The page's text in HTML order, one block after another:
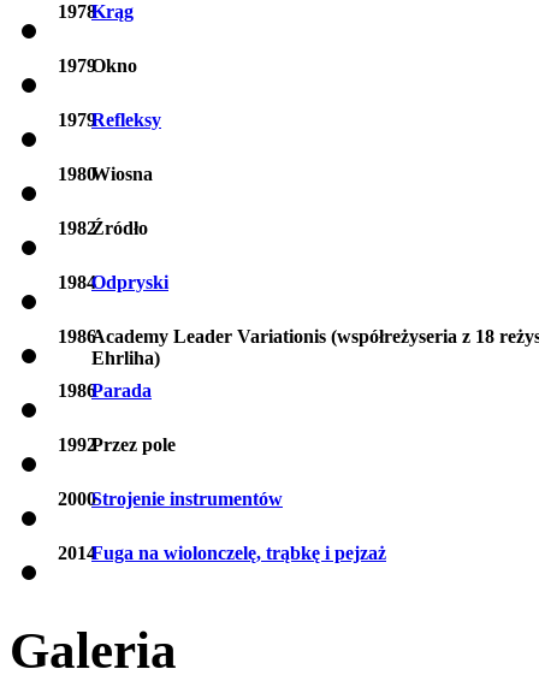
1978Krąg
1979Okno
1979Refleksy
1980Wiosna
1982Źródło
1984Odpryski
1986Academy Leader Variationis (współreżyseria z 18
Ehrliha)
1986Parada
1992Przez pole
2000Strojenie instrumentów
2014Fuga na wiolonczelę, trąbkę i pejzaż
Galeria